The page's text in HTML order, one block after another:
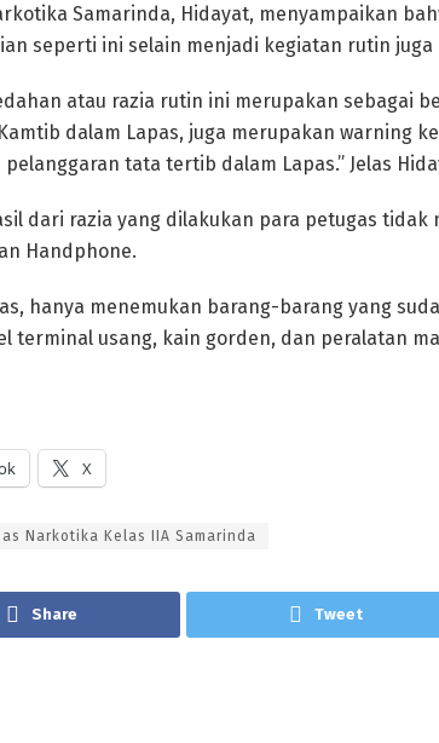
Samarinda, Hidayat, menyampaikan
seperti ini selain menjadi kegiatan rutin
atau razia rutin ini merupakan sebagai
dalam Lapas, juga merupakan warning
tata tertib dalam Lapas.” Jelas
dari razia yang dilakukan para petugas
Handphone.
hanya menemukan barang-barang yang
terminal usang, kain gorden, dan peralatan
X
Narkotika Kelas IIA Samarinda
Share Tweet